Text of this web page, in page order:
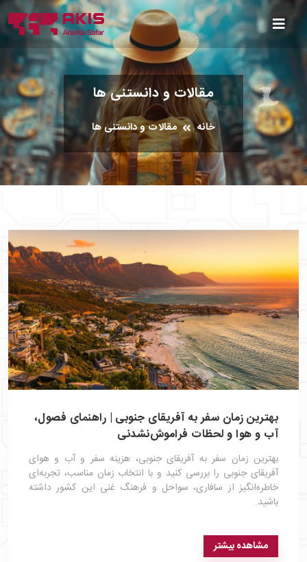
مقالات و دانستنی ها
خانه مقالات و دانستنی ها
بهترین زمان سفر به آفریقای جنوبی | راهنمای فصول،
آب و هوا و لحظات فراموش‌نشدنی
بهترین زمان سفر به آفریقای جنوبی، هزینه سفر و آب و هوای
آفریقای جنوبی را بررسی کنید و با انتخاب زمان مناسب، تجربه‌ای
خاطره‌انگیز از سافاری، سواحل و فرهنگ غنی این کشور داشته
باشید.
مشاهده بیشتر